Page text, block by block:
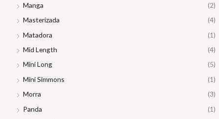
Manga
(2)
Masterizada
(4)
Matadora
(1)
Mid Length
(4)
Mini Long
(5)
Mini Simmons
(1)
Morra
(3)
Panda
(1)